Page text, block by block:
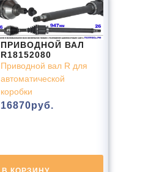
ПРИВОДНОЙ ВАЛ
R18152080
Приводной вал R для
автоматической
коробки
16870руб.